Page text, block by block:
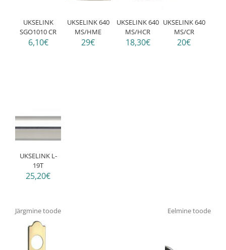
UKSELINK
SGO1010 CR
6,10€
UKSELINK 640
MS/HME
29€
UKSELINK 640
MS/HCR
18,30€
UKSELINK 640
MS/CR
20€
UKSELINK L-
19T
25,20€
Järgmine toode Eelmine toode